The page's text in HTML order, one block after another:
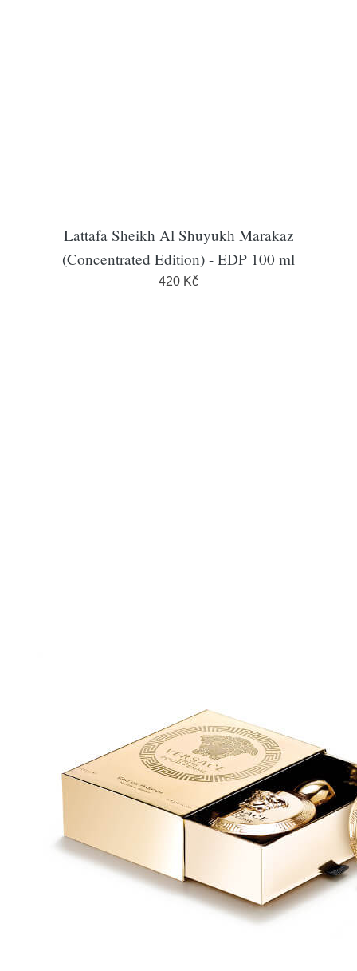
Lattafa Sheikh Al Shuyukh Marakaz
(Concentrated Edition) - EDP 100 ml
420 Kč